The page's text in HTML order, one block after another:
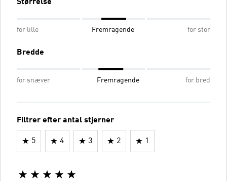
Størrelse
for lille Fremragende for stor
Bredde
for snæver Fremragende for bred
Filtrer efter antal stjerner
5 4 3 2 1